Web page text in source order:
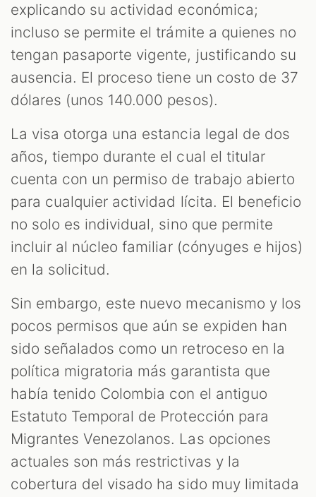
explicando su actividad económica;
incluso se permite el trámite a quienes no
tengan pasaporte vigente, justificando su
ausencia. El proceso tiene un costo de 37
dólares (unos 140.000 pesos).
La visa otorga una estancia legal de dos
años, tiempo durante el cual el titular
cuenta con un permiso de trabajo abierto
para cualquier actividad lícita. El beneficio
no solo es individual, sino que permite
incluir al núcleo familiar (cónyuges e hijos)
en la solicitud.
Sin embargo, este nuevo mecanismo y los
pocos permisos que aún se expiden han
sido señalados como un retroceso en la
política migratoria más garantista que
había tenido Colombia con el antiguo
Estatuto Temporal de Protección para
Migrantes Venezolanos. Las opciones
actuales son más restrictivas y la
cobertura del visado ha sido muy limitada